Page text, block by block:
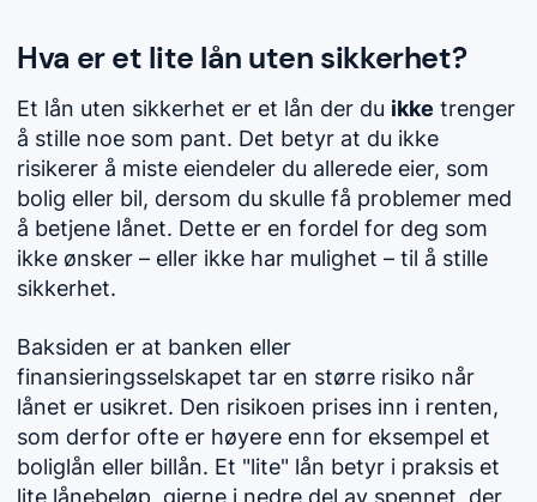
Hva er et lite lån uten sikkerhet?
Et lån uten sikkerhet er et lån der du ikke trenger
å stille noe som pant. Det betyr at du ikke
risikerer å miste eiendeler du allerede eier, som
bolig eller bil, dersom du skulle få problemer med
å betjene lånet. Dette er en fordel for deg som
ikke ønsker – eller ikke har mulighet – til å stille
sikkerhet.
Baksiden er at banken eller
finansieringsselskapet tar en større risiko når
lånet er usikret. Den risikoen prises inn i renten,
som derfor ofte er høyere enn for eksempel et
boliglån eller billån. Et "lite" lån betyr i praksis et